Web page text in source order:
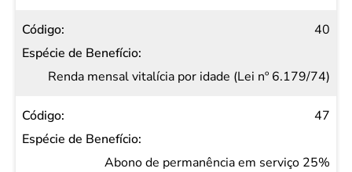
40
Renda mensal vitalícia por idade (Lei nº 6.179/74)
47
Abono de permanência em serviço 25%